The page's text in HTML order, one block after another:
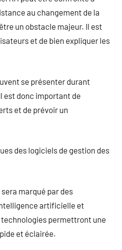
au changement de la
un obstacle majeur. Il est
et de bien expliquer les
se présenter durant
est donc important de
et de prévoir un
des logiciels de gestion des
sera marqué par des
artificielle et
technologies permettront une
et éclairée.